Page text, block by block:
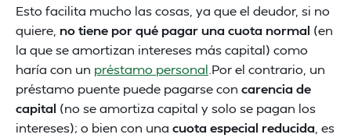
Esto facilita mucho las cosas, ya que el deudor, si no
quiere, no tiene por qué pagar una cuota normal (en
la que se amortizan intereses más capital) como
haría con un préstamo personal .Por el contrario, un
préstamo puente puede pagarse con carencia de
capital (no se amortiza capital y solo se pagan los
intereses); o bien con una cuota especial reducida , es